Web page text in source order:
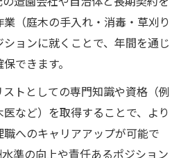
（庭木の手入れ・消毒・草刈り
ョンに就くことで、年間を通じ
できます。
トとしての専門知識や資格（例
など）を取得することで、より
へのキャリアアップが可能で
準の向上や責任あるポジション